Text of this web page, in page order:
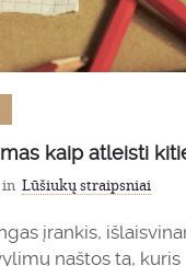
kaip atleisti
in Lūšiukų straipsniai
įrankis,
naštos tą, kuris